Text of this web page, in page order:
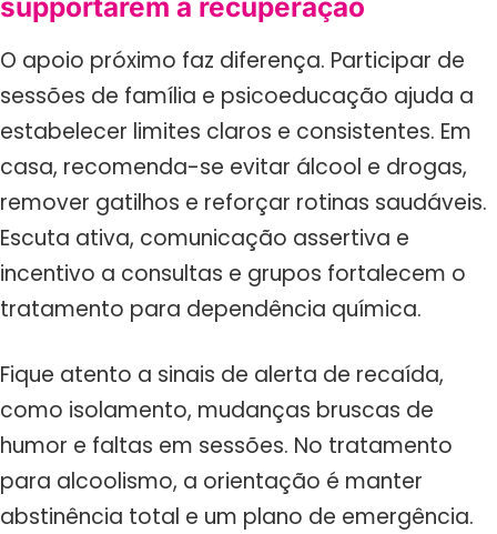
O apoio próximo faz diferença. Participar de
sessões de família e psicoeducação ajuda a
estabelecer limites claros e consistentes. Em
casa, recomenda-se evitar álcool e drogas,
remover gatilhos e reforçar rotinas saudáveis.
Escuta ativa, comunicação assertiva e
incentivo a consultas e grupos fortalecem o
tratamento para dependência química.
Fique atento a sinais de alerta de recaída,
como isolamento, mudanças bruscas de
humor e faltas em sessões. No tratamento
para alcoolismo, a orientação é manter
abstinência total e um plano de emergência.